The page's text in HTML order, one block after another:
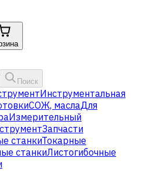
Поиск
Инструментальная
СОЖ, маслаДля
Измерительный
Запчасти
станкиТокарные
станкиЛистогибочные